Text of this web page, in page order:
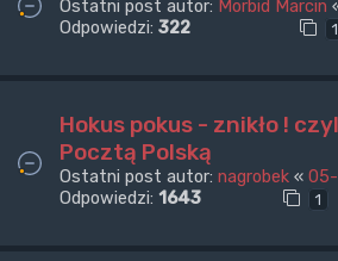
Ostatni post autor: Morbid Marcin
Odpowiedzi: 322 1
Hokus pokus - znikło !
Pocztą Polską
Ostatni post autor: nagrobek «
Odpowiedzi: 1643 1